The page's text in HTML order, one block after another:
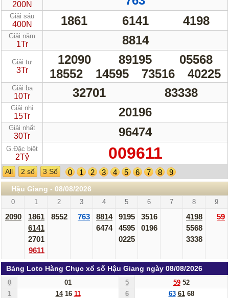
200N
Giải sáu
400N 1861 6141 4198
Giải năm
1Tr 8814
Giải tư
3Tr
12090 89195
05568
18552
14595 73516 40225
Giải ba
10Tr 32701 83338
Giải nhì
15Tr 20196
Giải nhất
30Tr 96474
G.Đặc biệt
2Tỷ 009611
All 2 số 3 Số 0 1 2 3 4 5 6 7 8 9
Hậu Giang - 08/08/2026
0 1 2 3 4 5 6 7 8 9
2090
1861
6141
2701
9611
8552 763
8814
6474
9195
4595
0225
3516
0196
4198
5568
3338
59
Bảng Loto Hàng Chục xổ số Hậu Giang ngày 08/08/2026
0 01 5 59 52
1
14 16 11 6 63 61 68